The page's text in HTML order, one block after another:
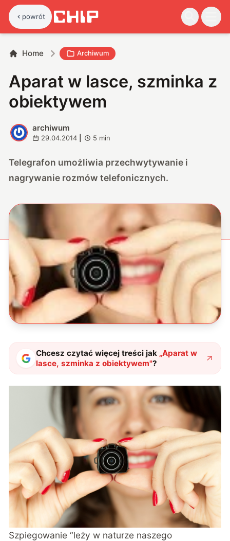
powrót
Home Archiwum
Aparat w lasce, szminka z
obiektywem
A
archiwum
29.04.2014 5 min
Telegrafon umożliwia przechwytywanie i
nagrywanie rozmów telefonicznych.
Chcesz czytać więcej treści jak „Aparat w
lasce, szminka z obiektywem"?
Szpiegowanie “leży w naturze naszego